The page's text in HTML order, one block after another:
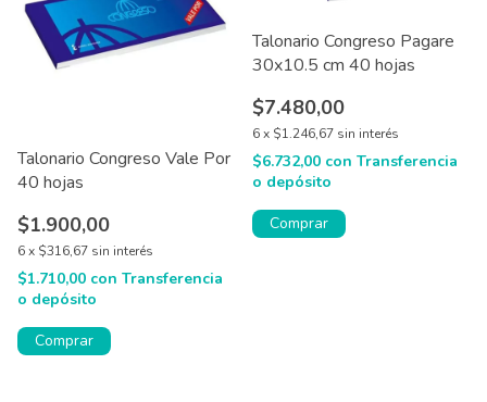
Talonario Congreso Vale Por
40 hojas
$1.900,00
6x $316,67 sin interés
$1.710,00 con Transferencia
o depósito
Comprar
Talonario Congreso Pagare
30x10.5 cm 40 hojas
$7.480,00
6x $1.246,67 sin interés
$6.732,00 con Transferencia
o depósito
Comprar